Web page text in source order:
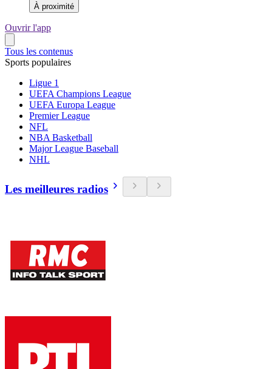
À proximité
Ouvrir l'app
Tous les contenus
Sports populaires
Ligue 1
UEFA Champions League
UEFA Europa League
Premier League
NFL
NBA Basketball
Major League Baseball
NHL
Les meilleures radios